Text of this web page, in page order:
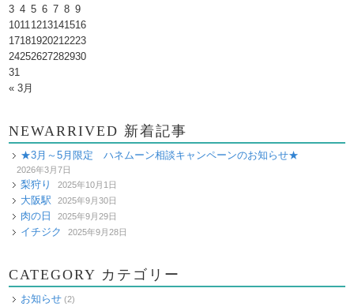
3 4 5 6 7 8 9
1011 1213141516
1718192021 2223
24252627282930
31
« 3月
NEWARRIVED 新着記事
★3月～5月限定 ハネムーン相談キャンペーンのお知らせ★
2026年3月7日
梨狩り 2025年10月1日
大阪駅 2025年9月30日
肉の日 2025年9月29日
イチジク 2025年9月28日
CATEGORY カテゴリー
お知らせ (2)